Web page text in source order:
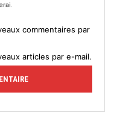
commentaires par
articles par e-mail.